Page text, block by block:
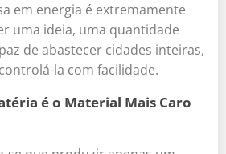
em energia é extremamente
uma ideia, uma quantidade
de abastecer cidades inteiras,
la com facilidade.
é o Material Mais Caro